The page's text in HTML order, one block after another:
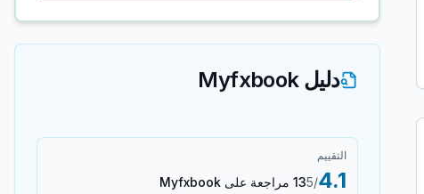
دليل Myfxbook
التقييم
4.1
/5 13 مراجعة على Myfxbook